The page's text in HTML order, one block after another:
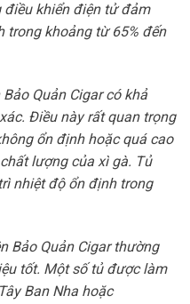
điều khiển điện tử đảm
khoảng từ 65% đến
Quản Cigar có khả
Điều này rất quan trọng
ổn định hoặc quá cao
lượng của xì gà. Tủ
nhiệt độ ổn định trong
Bảo Quản Cigar thường
tốt. Một số tủ được làm
Ban Nha hoặc